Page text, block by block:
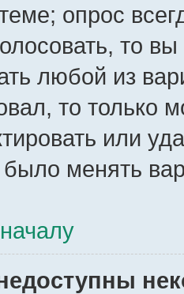
опрос
то
любой из
то только
или
менять